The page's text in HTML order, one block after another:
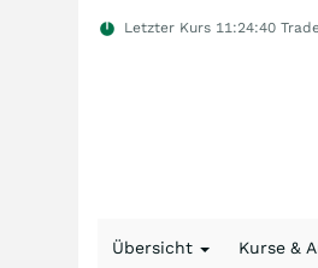
Letzter Kurs 11:24:40
Übersicht Kurse &